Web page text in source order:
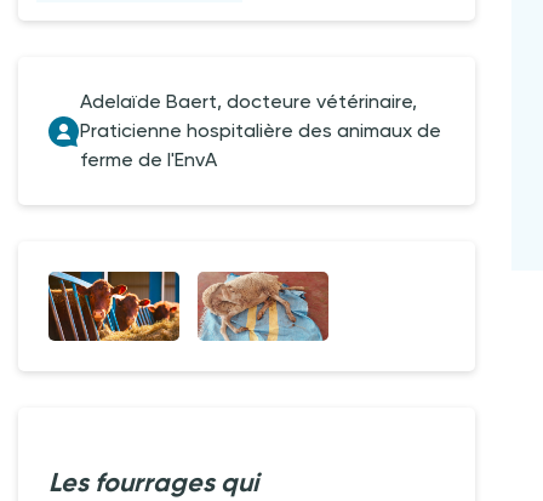
Adelaïde Baert, docteure vétérinaire,
Praticienne hospitalière des animaux de
ferme de l'EnvA
Les fourrages qui